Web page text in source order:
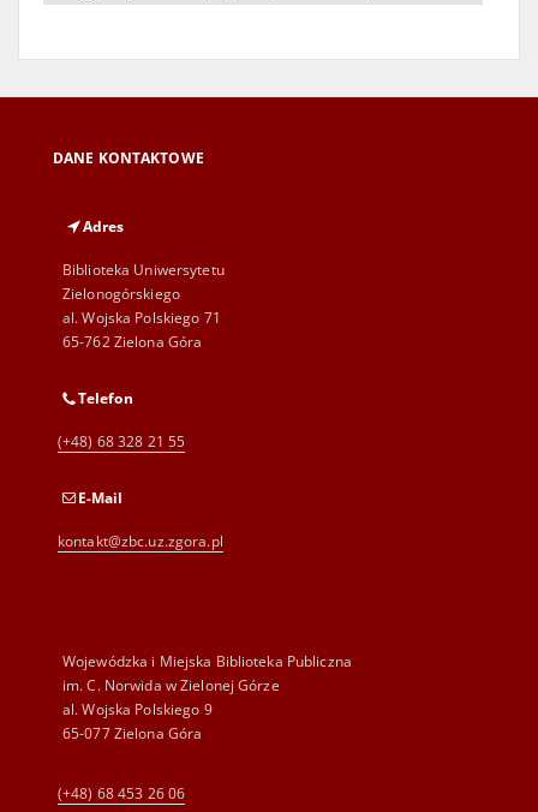
DANE KONTAKTOWE
Adres
Biblioteka Uniwersytetu
Zielonogórskiego
al. Wojska Polskiego 71
65-762 Zielona Góra
Telefon
(+48) 68 328 21 55
E-Mail
kontakt@zbc.uz.zgora.pl
Wojewódzka i Miejska Biblioteka Publiczna
im. C. Norwida w Zielonej Górze
al. Wojska Polskiego 9
65-077 Zielona Góra
(+48) 68 453 26 06